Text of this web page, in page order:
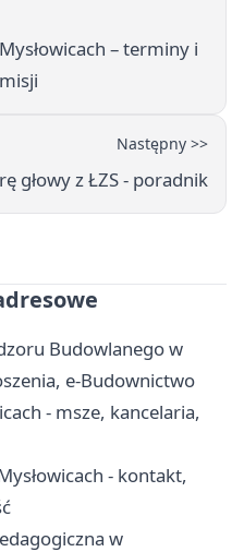
– terminy i
Następny >>
głowy z ŁZS - poradnik
Budowlanego w
e-Budownictwo
- msze, kancelaria,
- kontakt,
w